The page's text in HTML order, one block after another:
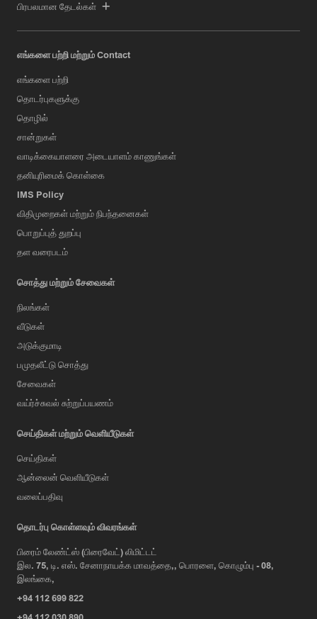
பிரபலமான தேடல்கள்
எங்களை பற்றி மற்றும் Contact
எங்களை பற்றி
தொடர்புகளுக்கு
தொழில்
சான்றுகள்
வாடிக்கையாளரை அடையாளம் காணுங்கள்
தனியுரிமைக் கொள்கை
IMS Policy
விதிமுறைகள் மற்றும் நிபந்தனைகள்
பொறுப்புத் துறப்பு
தள வரைபடம்
சொத்து மற்றும் சேவைகள்
நிலங்கள்
வீடுகள்
அடுக்குமாடி
பமுதலீட்டு சொத்து
சேவைகள்
வய்ர்ச்சுவல் சுற்றுப்பயணம்
செய்திகள் மற்றும் வெளியீடுகள்
செய்திகள்
ஆன்லைன் வெளியீடுகள்
வலைப்பதிவு
தொடர்பு கொள்ளவும் விவரங்கள்
பிரைம் லேண்ட்ஸ் (பிரைவேட்) லிமிட்டட்
இல. 75, டி. எஸ். சேனாநாயக்க மாவத்தை,, பொரளை, கொழும்பு - 08,
இலங்கை,
+94 112 699 822